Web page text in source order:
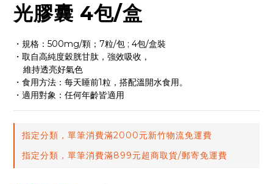
光膠囊 4包/盒
・規格：500mg/顆；7粒/包 ; 4包/盒裝
・取自高純度穀胱甘肽，強效吸收，
    維持透亮好氣色
・食用方法：每天睡前1粒，搭配溫開水食用。
・適用對象：任何年齡皆適用
指定分類，單筆消費滿2000元新竹物流免運費
指定分類，單筆消費滿899元超商取貨/郵寄免運費